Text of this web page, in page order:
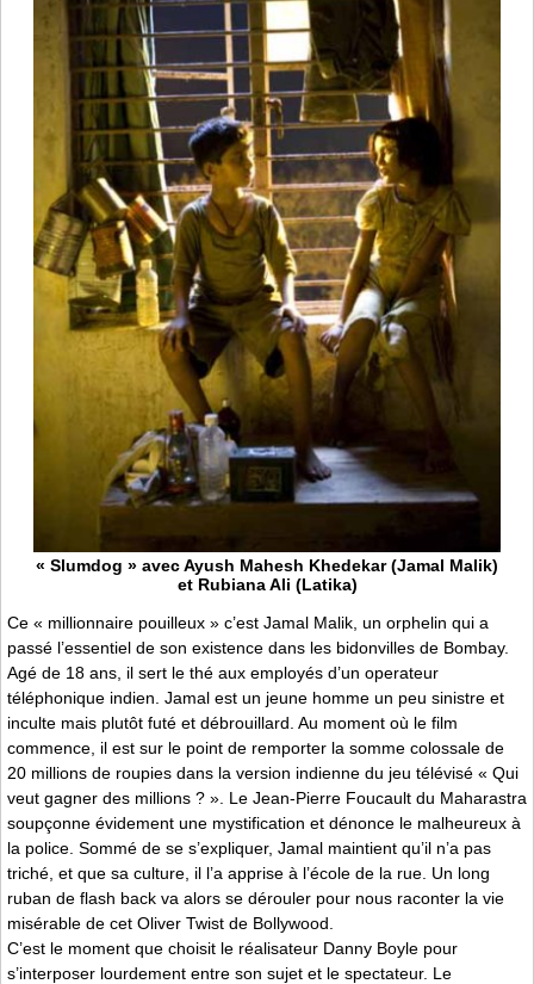
« Slumdog » avec Ayush Mahesh Khedekar (Jamal Malik)
et Rubiana Ali (Latika)
Ce « millionnaire pouilleux » c’est Jamal Malik, un orphelin qui a
passé l’essentiel de son existence dans les bidonvilles de Bombay.
Agé de 18 ans, il sert le thé aux employés d’un operateur
téléphonique indien. Jamal est un jeune homme un peu sinistre et
inculte mais plutôt futé et débrouillard. Au moment où le film
commence, il est sur le point de remporter la somme colossale de
20 millions de roupies dans la version indienne du jeu télévisé « Qui
veut gagner des millions ? ». Le Jean-Pierre Foucault du Maharastra
soupçonne évidement une mystification et dénonce le malheureux à
la police. Sommé de se s’expliquer, Jamal maintient qu’il n’a pas
triché, et que sa culture, il l’a apprise à l’école de la rue. Un long
ruban de flash back va alors se dérouler pour nous raconter la vie
misérable de cet Oliver Twist de Bollywood.
C’est le moment que choisit le réalisateur Danny Boyle pour
s’interposer lourdement entre son sujet et le spectateur. Le